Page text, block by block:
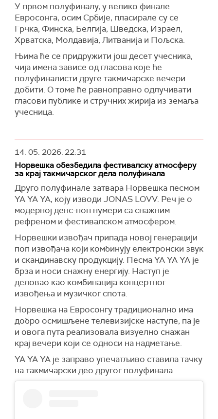
У првом полуфиналу, у велико финале
Евросонга, осим Србије, пласирале су се
Грчка, Финска, Белгија, Шведска, Израел,
Хрватска, Молдавија, Литванија и Пољска.
Њима ће се придружити још десет учесника,
чија имена зависе од гласова које ће
полуфиналисти друге такмичарске вечери
добити. О томе ће равноправно одлучивати
гласови публике и стручних жирија из земаља
учесница.
14. 05. 2026.22:31
Норвешка обезбедила фестивалску атмосферу
за крај такмичарског дела полуфинала
Друго полуфинале затвара Норвешка песмом
YA YA YA, коју изводи JONAS LOVV. Реч је о
модерној денс-поп нумери са снажним
рефреном и фестивалском атмосфером.
Норвешки извођач припада новој генерацији
поп извођача који комбинују електронски звук
и скандинавску продукцију. Песма YA YA YA је
брза и носи снажну енергију. Наступ је
деловао као комбинација концертног
извођења и музичког спота.
Норвешка на Евросонгу традиционално има
добро осмишљене телевизијске наступе, па је
и овога пута реализовала визуелно снажан
крај вечери који се односи на надметање.
YA YA YA је заправо упечатљиво ставила тачку
на такмичарски део другог полуфинала.